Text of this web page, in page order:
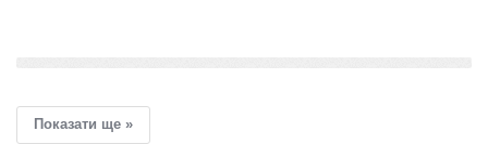
Показати ще »